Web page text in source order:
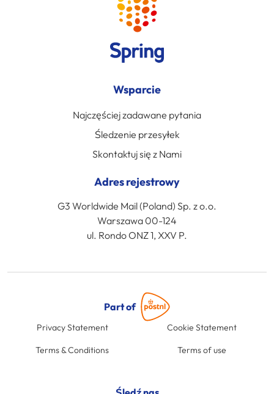
Wsparcie
Najczęściej zadawane pytania
Śledzenie przesyłek
Skontaktuj się z Nami
Adres rejestrowy
G3 Worldwide Mail (Poland) Sp. z o.o.
Warszawa 00-124
ul. Rondo ONZ 1, XXV P.
Part of
Privacy Statement Cookie Statement
Terms & Conditions Terms of use